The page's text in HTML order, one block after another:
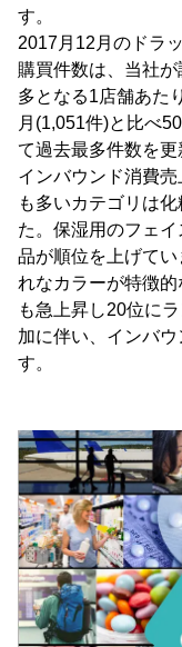
す。
2017月12月のドラ
購買件数は、当社
多となる1店舗あた
月(1,051件)と比べ
て過去最多件数を更
インバウンド消費
も多いカテゴリは
た。保湿用のフェ
品が順位を上げて
れなカラーが特徴的
も急上昇し20位に
加に伴い、インバ
す。